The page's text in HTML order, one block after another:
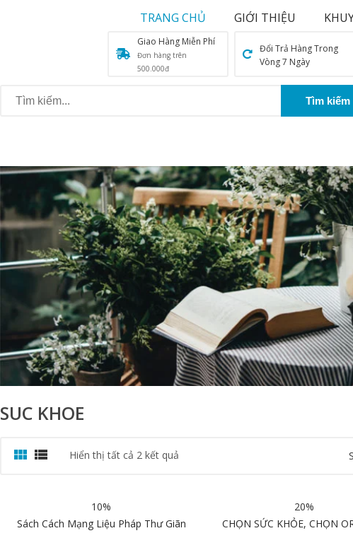
TRANG CHỦ GIỚI THIỆU
Giao Hàng Miễn Phí
Đơn hàng trên
500.000đ
Đổi Trả Hàng Trong
Vòng 7 Ngày
SUC KHOE
  Hiển thị tất cả 2 kết quả
nhất
10%
Sách Cách Mạng Liệu Pháp Thư Giãn
20%
CHỌN SỨC KHỎE, CHỌN